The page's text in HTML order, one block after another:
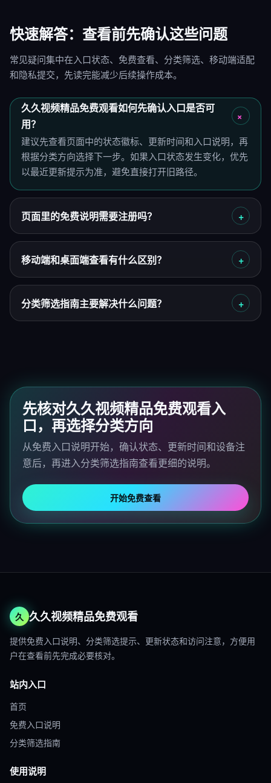
快速解答：查看前先确认这些问题
常见疑问集中在入口状态、免费查看、分类筛选、移动端适配
和隐私提交，先读完能减少后续操作成本。
久久视频精品免费观看如何先确认入口是否可
用？
建议先查看页面中的状态徽标、更新时间和入口说明，再
根据分类方向选择下一步。如果入口状态发生变化，优先
以最近更新提示为准，避免直接打开旧路径。
页面里的免费说明需要注册吗？
移动端和桌面端查看有什么区别？
分类筛选指南主要解决什么问题？
先核对久久视频精品免费观看入
口，再选择分类方向
从免费入口说明开始，确认状态、更新时间和设备注
意后，再进入分类筛选指南查看更细的说明。
开始免费查看
久 久久视频精品免费观看
提供免费入口说明、分类筛选提示、更新状态和访问注意，方便用
户在查看前先完成必要核对。
站内入口
首页
免费入口说明
分类筛选指南
使用说明